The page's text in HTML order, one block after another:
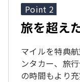
Point 2
旅を超え
マイルを特典
ンタカー、旅
の時間もより充